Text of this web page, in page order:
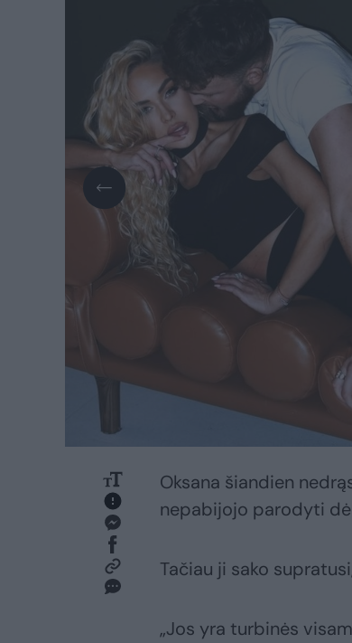
Oksana šiandien
nepabijojo parodyti
Tačiau ji sako
„Jos yra turbinės